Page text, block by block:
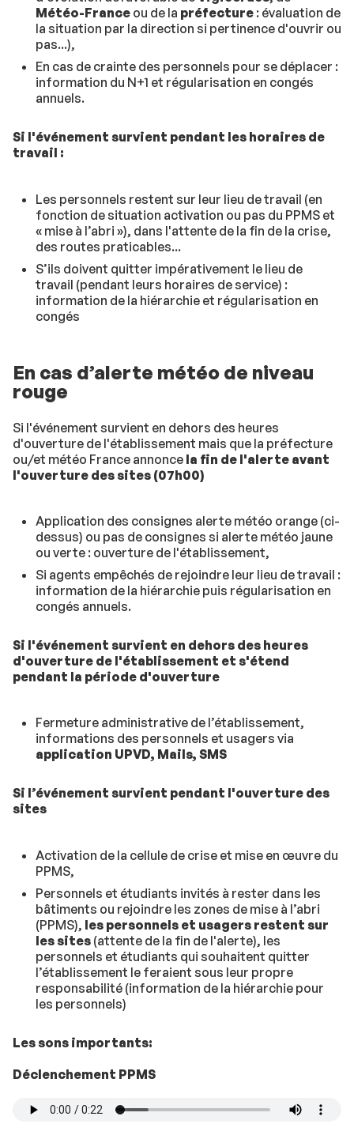
Météo-Franceou de la préfecture: évaluation de
la situation par la direction si pertinence d'ouvrir ou
pas...),
En cas de crainte des personnels pour se déplacer :
information du N+1 et régularisation en congés
annuels.
Si l'événement survient pendant les horaires de
travail :
Les personnels restent sur leur lieu de travail (en
fonction de situation activation ou pas du PPMS et
« mise à l’abri »), dans l'attente de la fin de la crise,
des routes praticables...
S’ils doivent quitter impérativement le lieu de
travail (pendant leurs horaires de service) :
information de la hiérarchie et régularisation en
congés
En cas d’alerte météo de niveau
rouge
Si l'événement survient en dehors des heures
d'ouverture de l'établissement mais que la préfecture
ou/et météo France annonce la fin de l'alerte avant
l'ouverture des sites (07h00)
Application des consignes alerte météo orange (ci-
dessus) ou pas de consignes si alerte météo jaune
ou verte : ouverture de l'établissement,
Si agents empêchés de rejoindre leur lieu de travail :
information de la hiérarchie puis régularisation en
congés annuels.
Si l'événement survient en dehors des heures
d'ouverture de l'établissement et s'étend
pendant la période d'ouverture
Fermeture administrative de l’établissement,
informations des personnels et usagers via
application UPVD, Mails, SMS
Si l’événement survient pendant l'ouverture des
sites
Activation de la cellule de crise et mise en œuvre du
PPMS,
Personnels et étudiants invités à rester dans les
bâtiments ou rejoindre les zones de mise à l’abri
(PPMS), les personnels et usagers restent sur
les sites(attente de la fin de l'alerte), les
personnels et étudiants qui souhaitent quitter
l’établissement le feraient sous leur propre
responsabilité (information de la hiérarchie pour
les personnels)
Les sons importants:
Déclenchement PPMS